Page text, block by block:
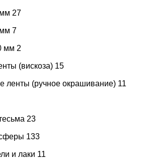
27
7
мм 2
(вискоза) 15
ленты (ручное окрашивание) 11
23
133
и лаки 11